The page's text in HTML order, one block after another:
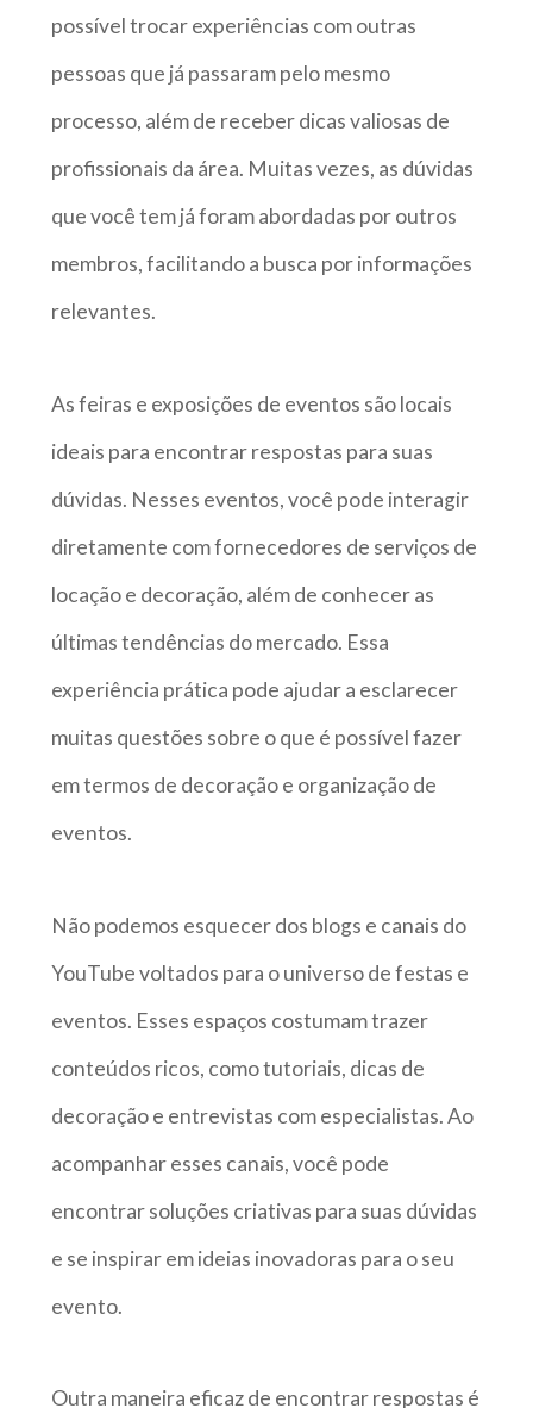
possível trocar experiências com outras
pessoas que já passaram pelo mesmo
processo, além de receber dicas valiosas de
profissionais da área. Muitas vezes, as dúvidas
que você tem já foram abordadas por outros
membros, facilitando a busca por informações
relevantes.
As feiras e exposições de eventos são locais
ideais para encontrar respostas para suas
dúvidas. Nesses eventos, você pode interagir
diretamente com fornecedores de serviços de
locação e decoração, além de conhecer as
últimas tendências do mercado. Essa
experiência prática pode ajudar a esclarecer
muitas questões sobre o que é possível fazer
em termos de decoração e organização de
eventos.
Não podemos esquecer dos blogs e canais do
YouTube voltados para o universo de festas e
eventos. Esses espaços costumam trazer
conteúdos ricos, como tutoriais, dicas de
decoração e entrevistas com especialistas. Ao
acompanhar esses canais, você pode
encontrar soluções criativas para suas dúvidas
e se inspirar em ideias inovadoras para o seu
evento.
Outra maneira eficaz de encontrar respostas é